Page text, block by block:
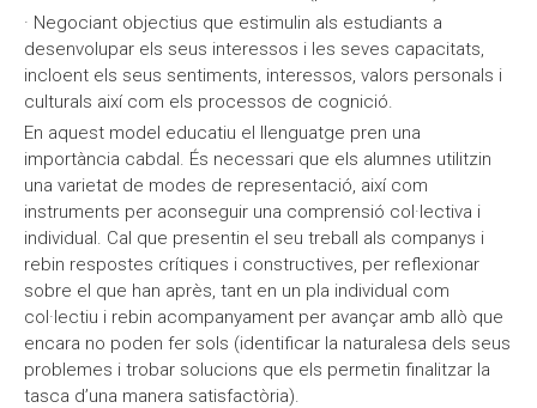
Documentació econòmica de l'escola
Documents autoritzacions / Justificants
Documentació Activitats Extraescolars
Contacte
· Negociant objectius que estimulin als estudiants a
desenvolupar els seus interessos i les seves capacitats,
incloent els seus sentiments, interessos, valors personals i
culturals així com els processos de cognició.
En aquest model educatiu el llenguatge pren una
importància cabdal. És necessari que els alumnes utilitzin
una varietat de modes de representació, així com
instruments per aconseguir una comprensió col·lectiva i
individual. Cal que presentin el seu treball als companys i
rebin respostes crítiques i constructives, per reflexionar
sobre el que han après, tant en un pla individual com
col·lectiu i rebin acompanyament per avançar amb allò que
encara no poden fer sols (identificar la naturalesa dels seus
problemes i trobar solucions que els permetin finalitzar la
tasca d’una manera satisfactòria).